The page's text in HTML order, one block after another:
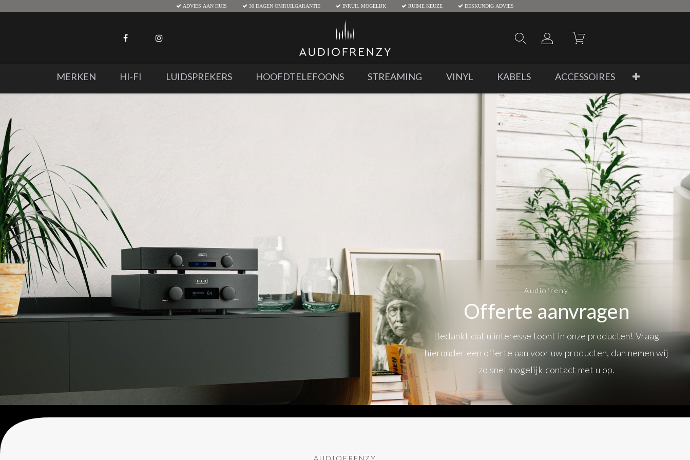
ADVIES AAN HUIS 30 DAGEN OMRUILGARANTIE INRUIL MOGELIJK RUIME KEUZE DESKUNDIG ADVIES
MERKEN HI-FI LUIDSPREKERS HOOFDTELEFOONS STREAMING VINYL KABELS ACCESSOIRES
Audiofreny
Offerte aanvragen
Bedankt dat u interesse toont in onze producten! Vraag
hieronder een offerte aan voor uw producten, dan nemen wij
zo snel mogelijk contact met u op.